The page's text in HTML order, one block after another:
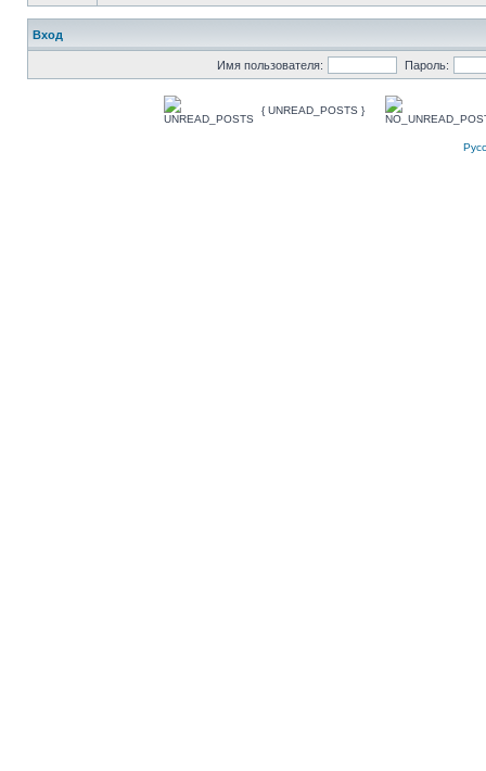
Вход
Имя пользователя: Пароль:
{ UNREAD_POSTS }